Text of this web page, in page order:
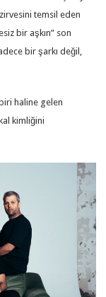
temsil eden
bir aşkın” son
bir şarkı değil,
haline gelen
kimliğini